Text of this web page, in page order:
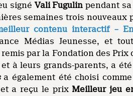
signéVali Fugulinpendant sa
semaines trois nouveaux
contenu interactif –
Médias Jeunesse, et
par la Fondation des Prix
à leurs grands-parents, a
a également été choisi
et a reçu le prix Meilleur jeu